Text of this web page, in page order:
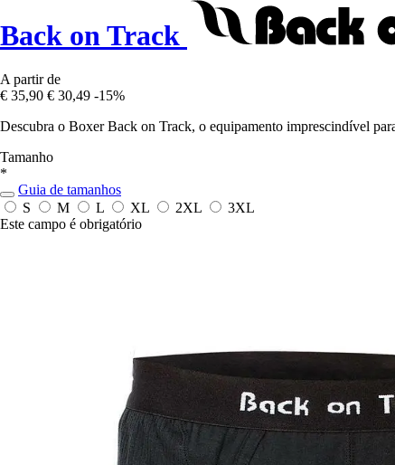
Back on Track
A partir de
€ 35,90 € 30,49 -15%
Descubra o Boxer Back on Track, o equipamento imprescindível
Tamanho
*
Guia de tamanhos
S
M L XL 2XL
3XL
Este campo é obrigatório